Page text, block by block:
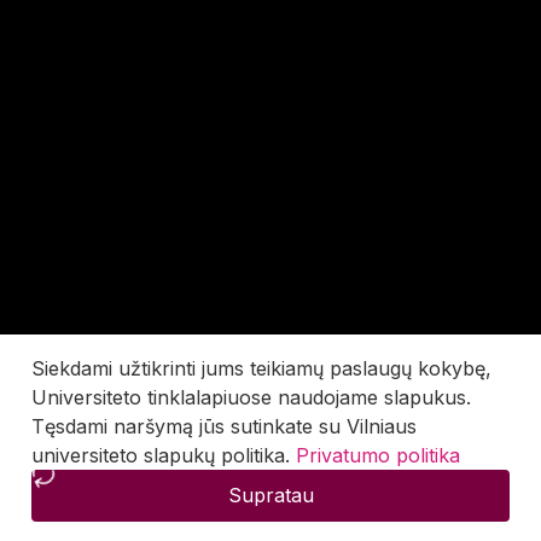
Siekdami užtikrinti jums teikiamų paslaugų kokybę,
Universiteto tinklalapiuose naudojame slapukus.
Tęsdami naršymą jūs sutinkate su Vilniaus
universiteto slapukų politika. Privatumo politika
Supratau